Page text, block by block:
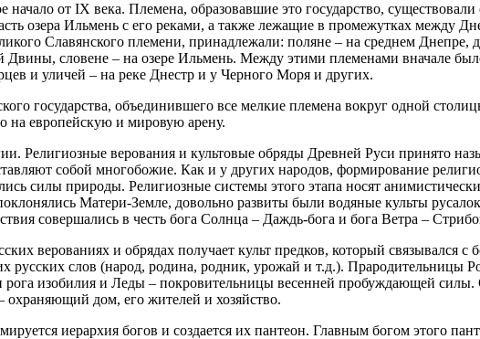
начало от IX века. Племена, образовавшие это государство,
озера Ильмень с его реками, а также лежащие в промежутках
Славянского племени, принадлежали: поляне – на среднем
словене – на озере Ильмень. Между этими племенами вначале
и уличей – на реке Днестр и у Черного Моря и других.
государства, объединившего все мелкие племена вокруг одной
на европейскую и мировую арену.
Религиозные верования и культовые обряды Древней Руси принято
собой многобожие. Как и у других народов, формирование
силы природы. Религиозные системы этого этапа носят
Матери-Земле, довольно развиты были водяные культы
совершались в честь бога Солнца – Даждь-бога и бога Ветра –
верованиях и обрядах получает культ предков, который связывался
русских слов (народ, родина, родник, урожай и т.д.).
изобилия и Леды – покровительницы весенней пробуждающей силы.
охраняющий дом, его жителей и хозяйство.
иерархия богов и создается их пантеон. Главным богом этого